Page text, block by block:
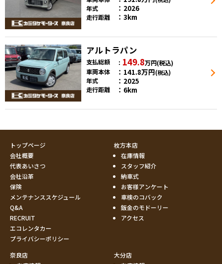
年式 2026
走行距離 3km
アルトラパン
支払総額 149.8万円(税込)
車両本体
141.8万円(税込)
年式 2025
走行距離 6km
トップページ
会社概要
代表あいさつ
会社沿革
保険
メンテナンススケジュール
Q&A
RECRUIT
エコレンタカー
プライバシーポリシー
枚方本店
在庫情報
スタッフ紹介
納車式
お客様アンケート
車検のコバック
鈑金のモドーリー
アクセス
奈良店
大分店